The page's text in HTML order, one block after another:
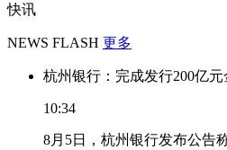
快讯
NEWS FLASH 更多
杭州银行：完成发行200亿元
10:34
8月5日，杭州银行发布公告